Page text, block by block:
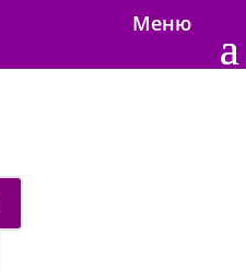
Меню